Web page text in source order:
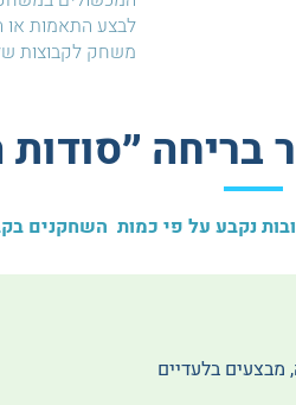
לבצע התאמות או
משחק לקבוצות
״סודות
נקבע על פי כמות השחקנים
מבצעים בלעדיים